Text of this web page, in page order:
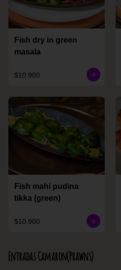
Fish dry in green
masala
$10.900
Fish mahi pudina
tikka (green)
$10.900
Entradas Camaron(Prawns)